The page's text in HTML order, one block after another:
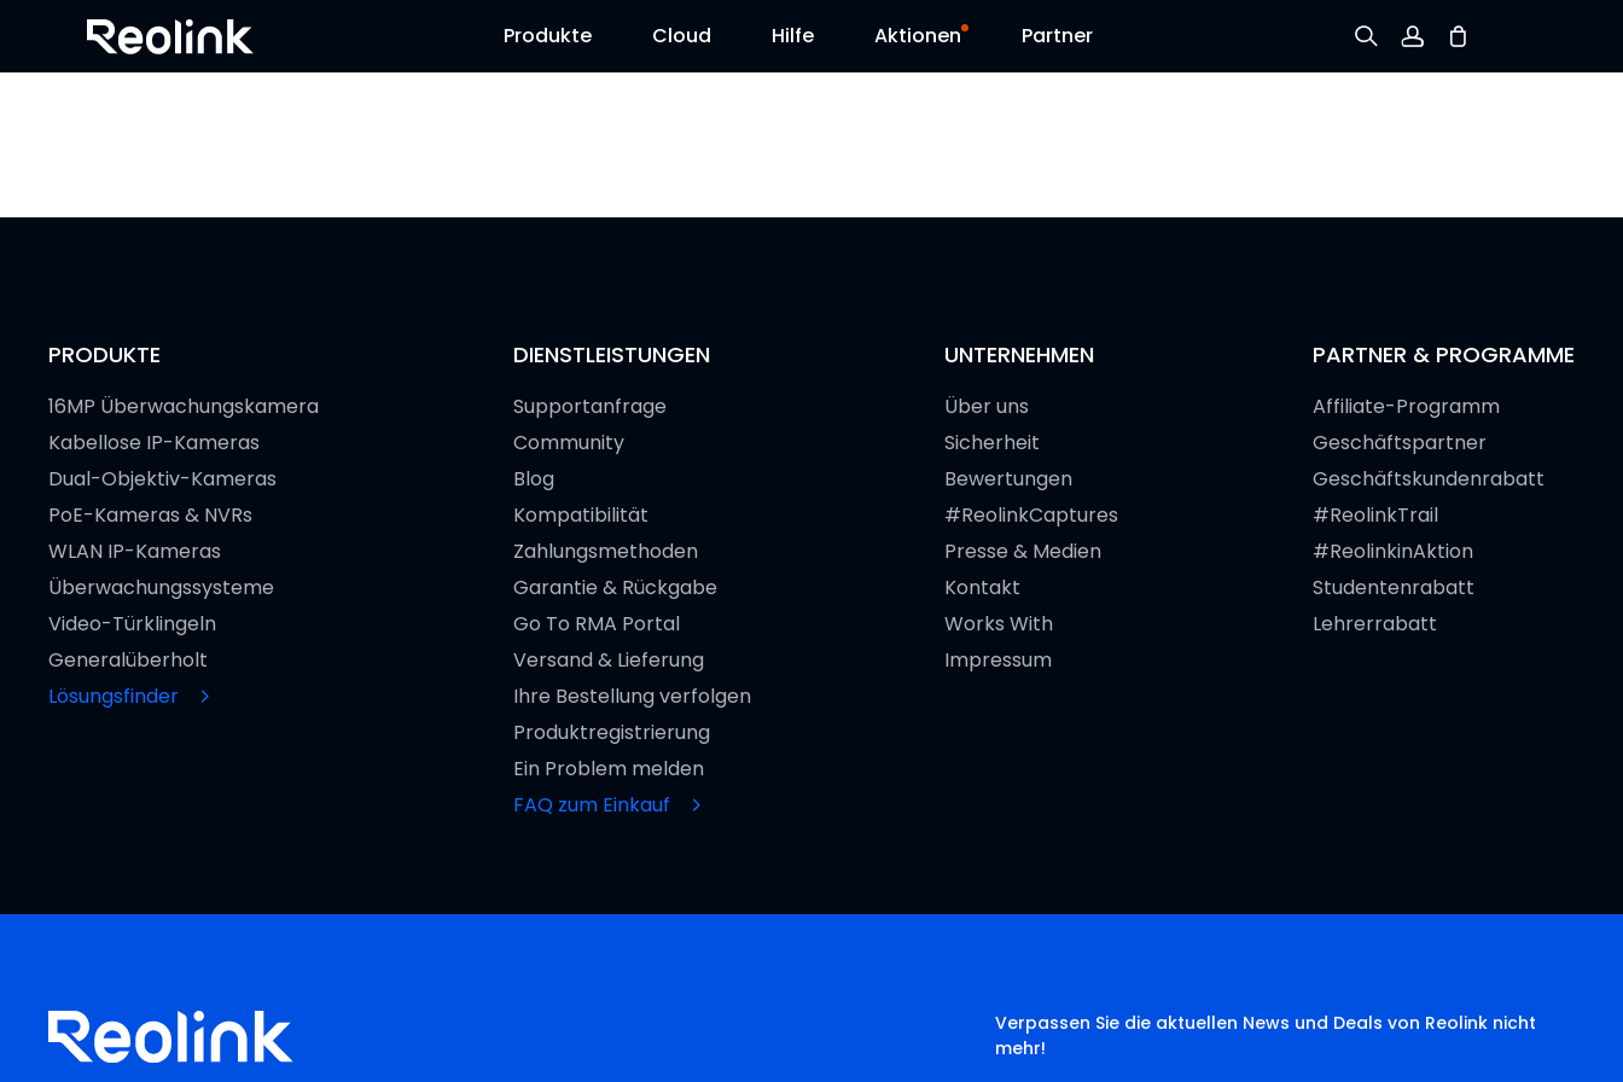
Produkte Cloud Hilfe Aktionen Partner
PRODUKTE
16MP Überwachungskamera
Kabellose IP-Kameras
Dual-Objektiv-Kameras
PoE-Kameras & NVRs
WLAN IP-Kameras
Überwachungssysteme
Video-Türklingeln
Generalüberholt
Lösungsfinder
DIENSTLEISTUNGEN
Supportanfrage
Community
Blog
Kompatibilität
Zahlungsmethoden
Garantie & Rückgabe
Go To RMA Portal
Versand & Lieferung
Ihre Bestellung verfolgen
Produktregistrierung
Ein Problem melden
FAQ zum Einkauf
UNTERNEHMEN
Über uns
Sicherheit
Bewertungen
#ReolinkCaptures
Presse & Medien
Kontakt
Works With
Impressum
PARTNER & PROGRAMME
Affiliate-Programm
Geschäftspartner
Geschäftskundenrabatt
#ReolinkTrail
#ReolinkinAktion
Studentenrabatt
Lehrerrabatt
Verpassen Sie die aktuellen News und Deals von Reolink nicht
mehr!